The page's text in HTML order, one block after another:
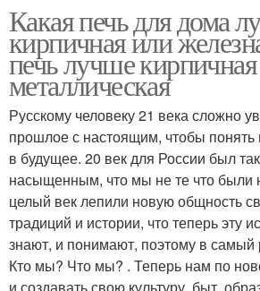
Печь для бани
Подовые печи
Печь из кирпича
Какая печь для дома
кирпичная или
печь лучше
металлическая
Русскому человеку 21 века сложно
прошлое с настоящим, чтобы понять
в будущее. 20 век для России был
насыщенным, что мы не те что были
целый век лепили новую общность
традиций и истории, что теперь эту
знают, и понимают, поэтому в самый
Кто мы? Что мы? . Теперь нам по